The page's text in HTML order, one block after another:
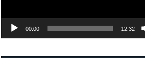
00:00 12:32